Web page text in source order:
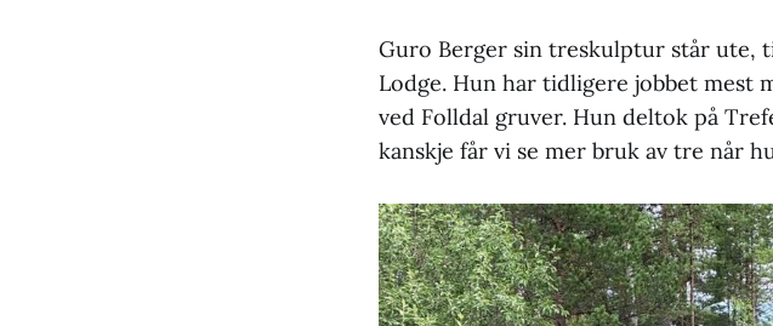
Guro Berger sin treskulptur står ute,
Lodge. Hun har tidligere jobbet mest
ved Folldal gruver. Hun deltok på
kanskje får vi se mer bruk av tre når